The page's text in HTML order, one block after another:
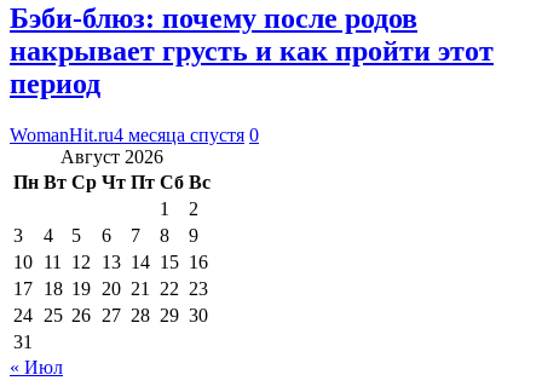
Бэби-блюз: почему после родов
накрывает грусть и как пройти этот
период
WomanHit.ru4 месяца спустя 0
Август 2026
Пн Вт Ср Чт Пт Сб Вс
1
2
3
4 5 6 7 8
9
10 11 12 13 14 15 16
17 18 19 20 21 22 23
24 25 26 27 28 29 30
31
« Июл